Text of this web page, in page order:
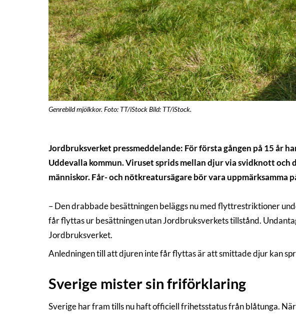
Genrebild mjölkkor. Foto: TT/iStock Bild: TT/iStock.
Jordbruksverket pressmeddelande: För första gången på 15 år
Uddevalla kommun. Viruset sprids mellan djur via svidknott
människor. Får- och nötkreatursägare bör vara uppmärksamma
– Den drabbade besättningen beläggs nu med flyttrestriktioner
får flyttas ur besättningen utan Jordbruksverkets tillstånd.
Jordbruksverket.
Anledningen till att djuren inte får flyttas är att smittade djur kan
Sverige mister sin friförklaring
Sverige har fram tills nu haft officiell frihetsstatus från blåtunga.